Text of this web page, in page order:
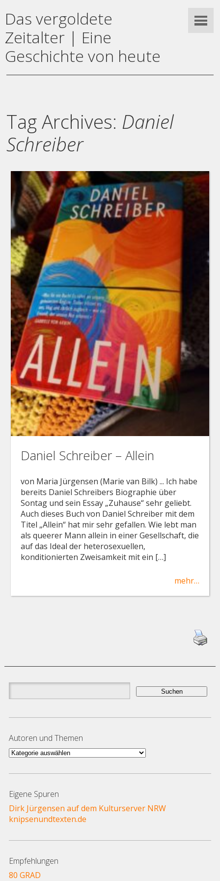
Das vergoldete
Zeitalter | Eine
Geschichte von heute
Tag Archives: Daniel
Schreiber
Daniel Schreiber – Allein
von Maria Jürgensen (Marie van Bilk) ... Ich habe
bereits Daniel Schreibers Biographie über
Sontag und sein Essay „Zuhause“ sehr geliebt.
Auch dieses Buch von Daniel Schreiber mit dem
Titel „Allein“ hat mir sehr gefallen. Wie lebt man
als queerer Mann allein in einer Gesellschaft, die
auf das Ideal der heterosexuellen,
konditionierten Zweisamkeit mit ein […]
mehr…
Suchen
nach:
Autoren und Themen
Autoren
Themen
Eigene Spuren
Dirk Jürgensen auf dem Kulturserver NRW
knipsenundtexten.de
Empfehlungen
80 GRAD